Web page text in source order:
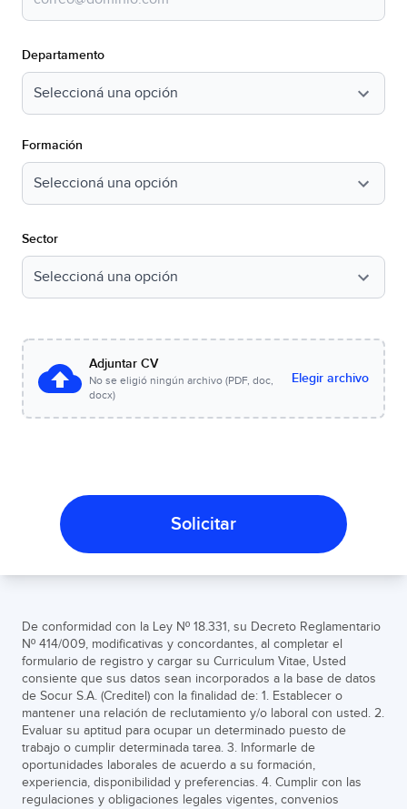
Departamento
Formación
Sector
Adjuntar CV
No se eligió ningún archivo (PDF, doc,
docx)
Elegir archivo
Solicitar
De conformidad con la Ley Nº 18.331, su Decreto Reglamentario
Nº 414/009, modificativas y concordantes, al completar el
formulario de registro y cargar su Curriculum Vitae, Usted
consiente que sus datos sean incorporados a la base de datos
de Socur S.A. (Creditel) con la finalidad de: 1. Establecer o
mantener una relación de reclutamiento y/o laboral con usted. 2.
Evaluar su aptitud para ocupar un determinado puesto de
trabajo o cumplir determinada tarea. 3. Informarle de
oportunidades laborales de acuerdo a su formación,
experiencia, disponibilidad y preferencias. 4. Cumplir con las
regulaciones y obligaciones legales vigentes, convenios